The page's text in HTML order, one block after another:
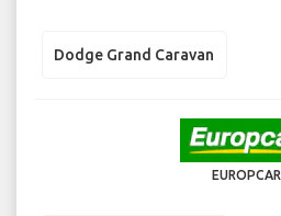
Dodge Grand Caravan
EUROPCAR